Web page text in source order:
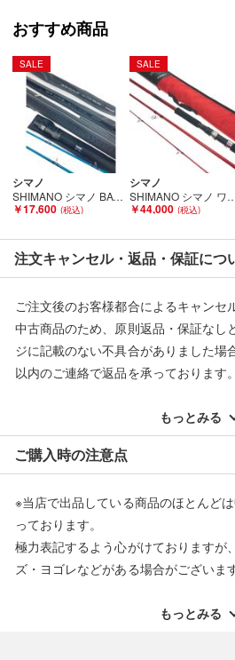
おすすめ商品
SALE
シマノ
SHIMANO シマノ BAY GAME カレイクワセ 165+B18 カレイ小突 145+B18 23342 23346 グリップセット Bランク
￥17,600
SALE
シマノ
SHIMANO シマノ ワールドシャウラ
￥44,000
注文キャンセル・返品・保証につ
ご注文後のお客様都合によるキャンセ
中古商品のため、原則返品・保証なし
ジに記載のない不具合がありました場
以内のご連絡で返品を承っております。
配送料ともに当社負担で対応いたします
※オンラインストアで購入頂いた商品
できません。また、商品の修理及び交
返品・交換について
もっとみる
ご購入時の注意点
※当店で出品している商品のほとんど
っております。
極力表記するよう心がけておりますが
ズ・ヨゴレなどがある場合がございます
もっとみる